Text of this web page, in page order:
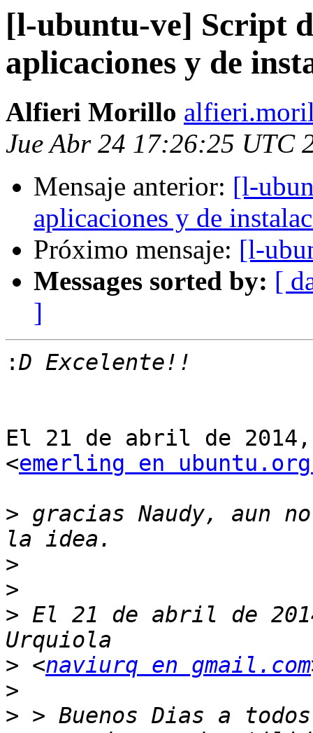
[l-ubuntu-ve] Script
aplicaciones y de
Alfieri Morillo
Jue Abr 24 17:26:25 UTC
Mensaje anterior: [l-
aplicaciones y de
Próximo mensaje: [l-
Messages sorted by: [
]
:
El 21 de abril de 2014,
<emerling en
> gracias Naudy, aun
>
>
> El 21 de abril de
> <naviurq en gmail.com
>
> > Buenos Dias a